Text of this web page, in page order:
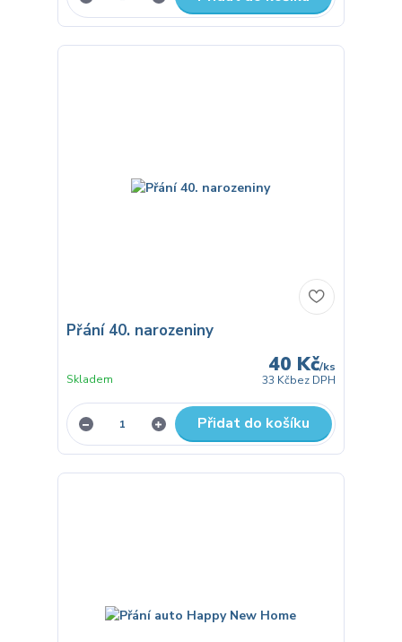
Přání 40. narozeniny
40 Kč/ks
33 Kčbez DPH
Skladem
Přidat do košíku